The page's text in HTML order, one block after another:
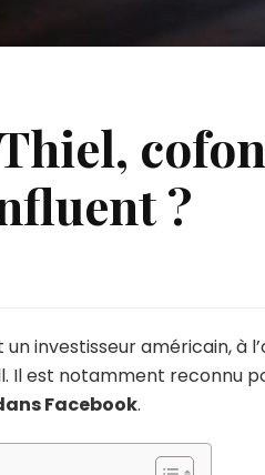
?
investisseur américain, à
Il est notamment reconnu
Facebook.